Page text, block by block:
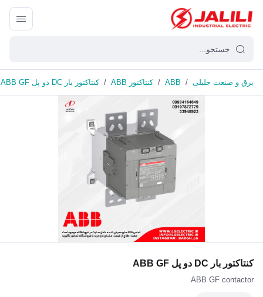
برق و صنعت جلیلی /
ABB
/ کنتاکتور ABB / کنتاکتور بار DC دو پل ABB GF
کنتاکتور بار DC دو پل ABB GF
ABB GF contactor